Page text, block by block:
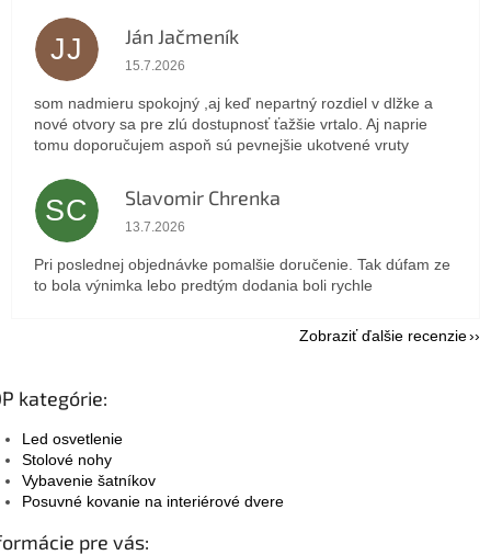
JJ Ján Jačmeník
Hodnotenie obchodu je 5 z 5 hviezdičiek.
15.7.2026
som nadmieru spokojný ,aj keď nepartný rozdiel v dlžke a
nové otvory sa pre zlú dostupnosť ťažšie vrtalo. Aj naprie
tomu doporučujem aspoň sú pevnejšie ukotvené vruty
SC Slavomir Chrenka
Hodnotenie obchodu je 5 z 5 hviezdičiek.
13.7.2026
Pri poslednej objednávke pomalšie doručenie. Tak dúfam ze
to bola výnimka lebo predtým dodania boli rychle
Zobraziť ďalšie recenzie
kategórie:
Led osvetlenie
Stolové nohy
Vybavenie šatníkov
Posuvné kovanie na interiérové dvere
pre vás: